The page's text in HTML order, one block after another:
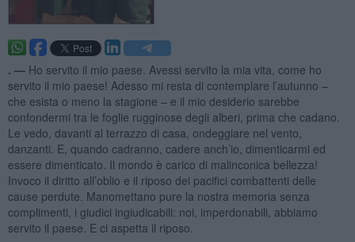
. — Ho servito il mio paese. Avessi servito la mia vita, come ho
servito il mio paese! Adesso mi resta di contemplare l’autunno –
che esista o meno la stagione – e il mio desiderio sarebbe
confondermi tra le foglie rugginose degli alberi, prima che cadano.
Le vedo, davanti al terrazzo di casa, ondeggiare nel vento,
danzanti. E, quando cadranno, cadere anch’io, dimenticarmi ed
essere dimenticato. Il mondo è carico di malinconica bellezza!
Invoco il diritto all’oblio e il riposo dei pacifici combattenti delle
cause perdute. Manomettano pure la nostra memoria senza
complimenti, i giudici ingiudicabili: noi, imperdonabili, abbiamo
servito il paese. E ci aspetta il riposo.